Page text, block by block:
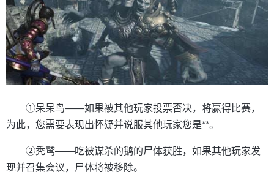
①呆呆鸟——如果被其他玩家投票否决，将赢得比赛，
为此，您需要表现出怀疑并说服其他玩家您是**。
②秃鹫——吃被谋杀的鹅的尸体获胜，如果其他玩家发
现并召集会议，尸体将被移除。